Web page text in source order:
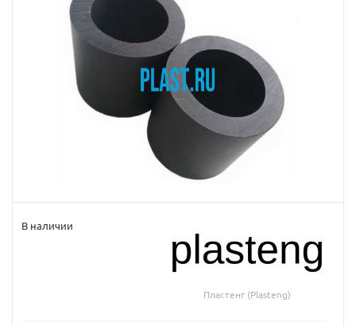
В наличии
Пластенг (Plasteng)